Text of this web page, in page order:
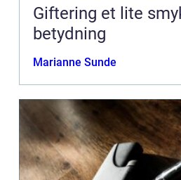
Giftering et lite smykke med stor
betydning
Marianne Sunde